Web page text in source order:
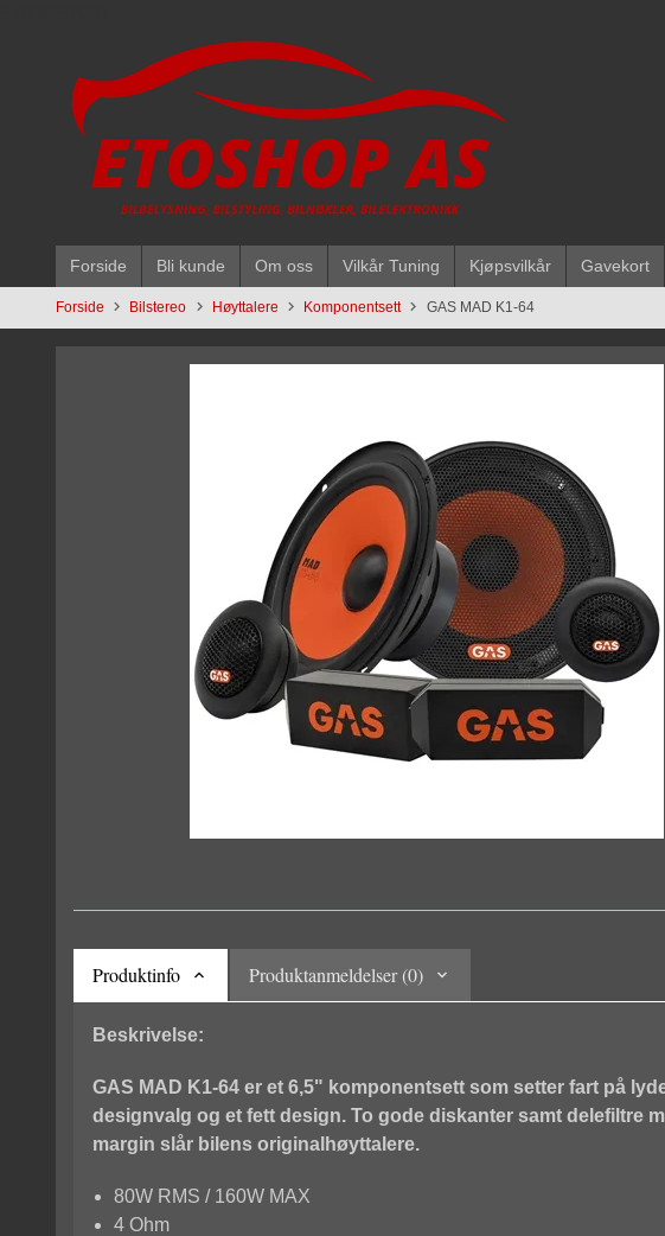
innholdet
Forside Bli kunde Om oss Vilkår Tuning Kjøpsvilkår Gavekort
Forside Bilstereo Høyttalere Komponentsett GAS MAD K1-64
Produktinfo Produktanmeldelser (0)
Beskrivelse:
GAS MAD K1-64 er et 6,5" komponentsett som setter fart på
designvalg og et fett design. To gode diskanter samt delefiltre
margin slår bilens originalhøyttalere.
80W RMS / 160W MAX
4 Ohm